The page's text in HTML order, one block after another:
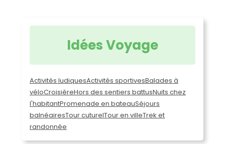
Idées Voyage
Activités ludiquesActivités sportivesBalades à
véloCroisièreHors des sentiers battusNuits chez
l'habitantPromenade en bateauSéjours
balnéairesTour cuturelTour en villeTrek et
randonnée